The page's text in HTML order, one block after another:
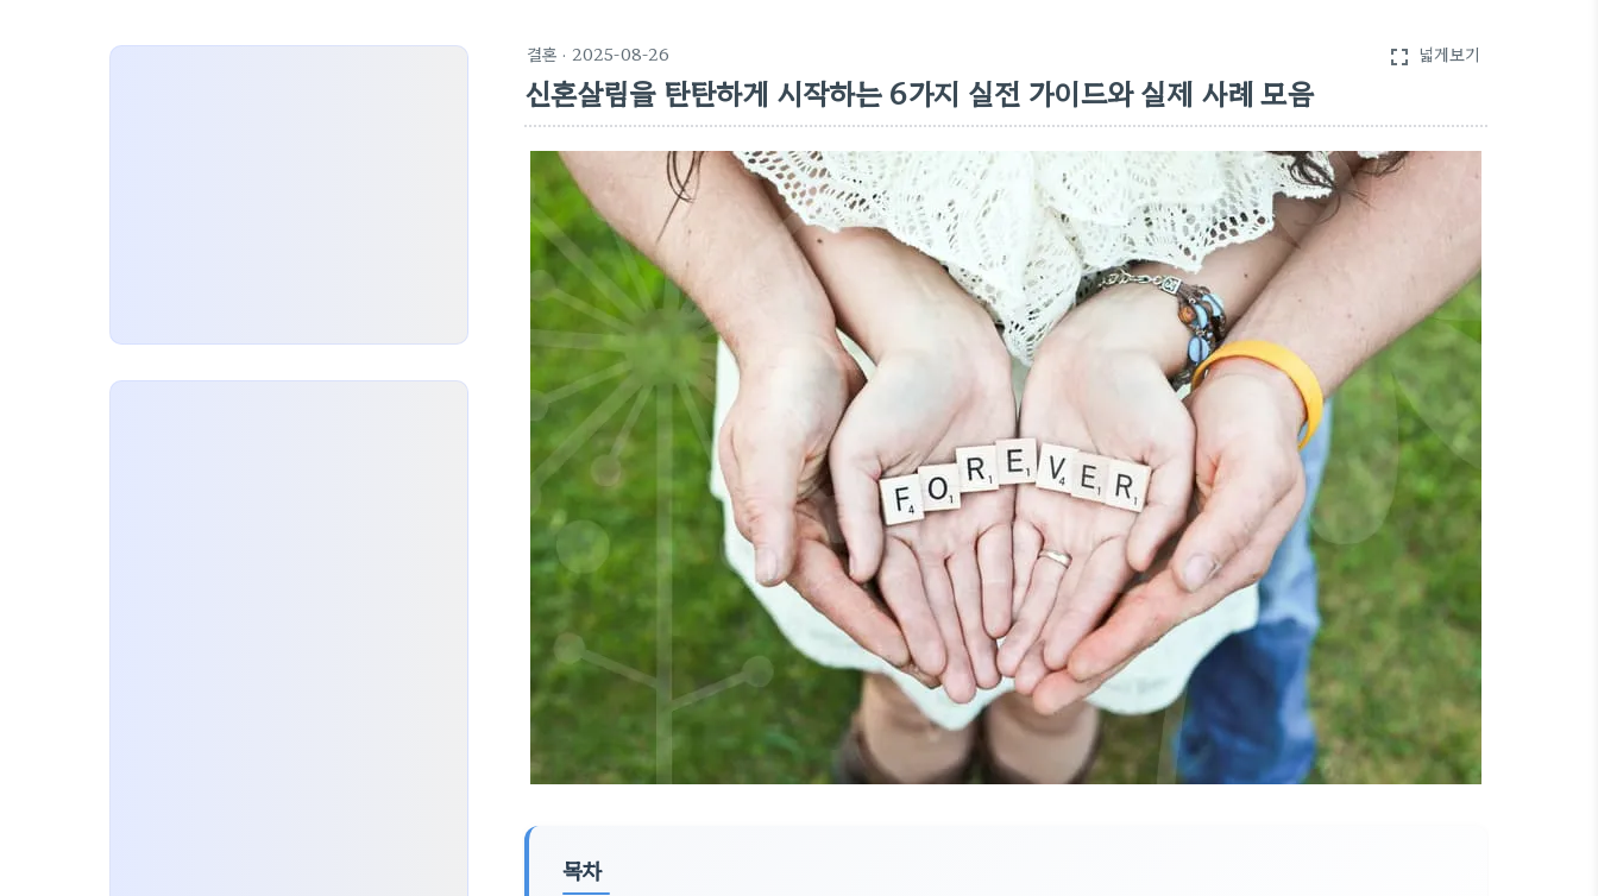
결혼 · 2025-08-26 fullscreen 넓게보기
신혼살림을 탄탄하게 시작하는 6가지 실전 가이드와 실제 사례 모음
목차